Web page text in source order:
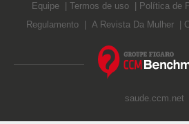
Equipe Termos de uso Política de
Regulamento
A Revista Da Mulher
saude.ccm.net